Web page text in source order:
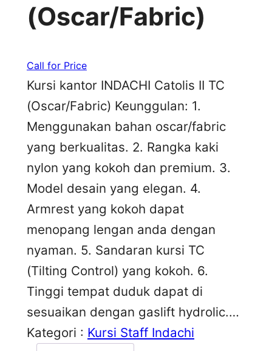
(Oscar/Fabric)
Call for Price
Kursi kantor INDACHI Catolis II TC
(Oscar/Fabric) Keunggulan: 1.
Menggunakan bahan oscar/fabric
yang berkualitas. 2. Rangka kaki
nylon yang kokoh dan premium. 3.
Model desain yang elegan. 4.
Armrest yang kokoh dapat
menopang lengan anda dengan
nyaman. 5. Sandaran kursi TC
(Tilting Control) yang kokoh. 6.
Tinggi tempat duduk dapat di
sesuaikan dengan gaslift hydrolic.…
Kategori : Kursi Staff Indachi